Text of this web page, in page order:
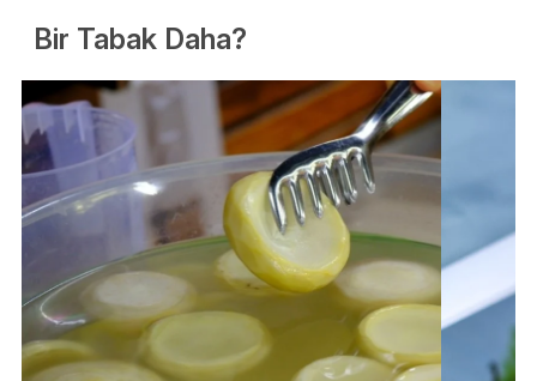
Bir Tabak Daha?